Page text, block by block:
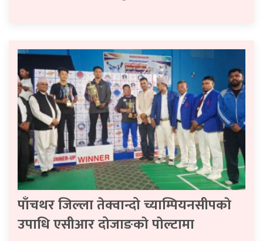
पाँचथर जिल्ला तेक्वान्दो च्याम्पियनसीपकाे
उपाधि एसीआर दोजाङकाे पाेल्टामा